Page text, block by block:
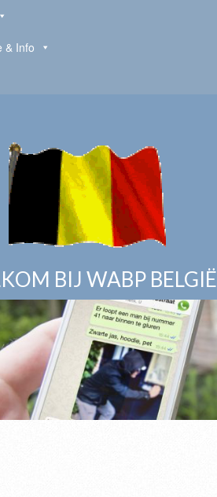
& Info
BIJ WABP BELGIË